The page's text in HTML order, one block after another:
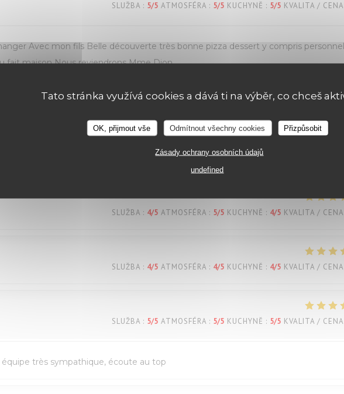
Tato stránka využívá cookies a dává ti na výběr, co chceš
OK, přijmout vše Odmítnout všechny cookies Přizpůsobit
Zásady ochrany osobních údajů
undefined
SLUŽBA : 5/5 ATMOSFÉRA : 5/5 KUCHYNĚ : 5/5 KVALITA / CENA
Avec mon fils Belle découverte très bonne pizza dessert y compris
fait maison Nous reviendrons Mme Dion
SLUŽBA : 4/5 ATMOSFÉRA : 5/5 KUCHYNĚ : 4/5 KVALITA / CENA
SLUŽBA : 4/5 ATMOSFÉRA : 4/5 KUCHYNĚ : 4/5 KVALITA / CENA
SLUŽBA : 5/5 ATMOSFÉRA : 5/5 KUCHYNĚ : 5/5 KVALITA / CENA
très sympathique, écoute au top